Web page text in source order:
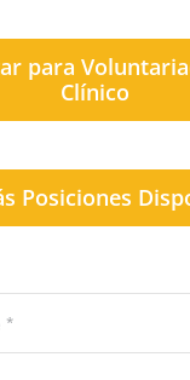
para
Clínico
Posiciones